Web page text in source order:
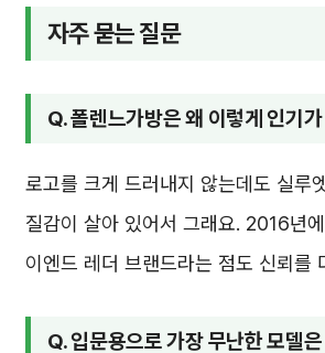
자주 묻는 질문
Q. 폴렌느가방은 왜 이렇게 인기
로고를 크게 드러내지 않는데도 실루
질감이 살아 있어서 그래요. 2016년
이엔드 레더 브랜드라는 점도 신뢰를
Q. 입문용으로 가장 무난한 모델